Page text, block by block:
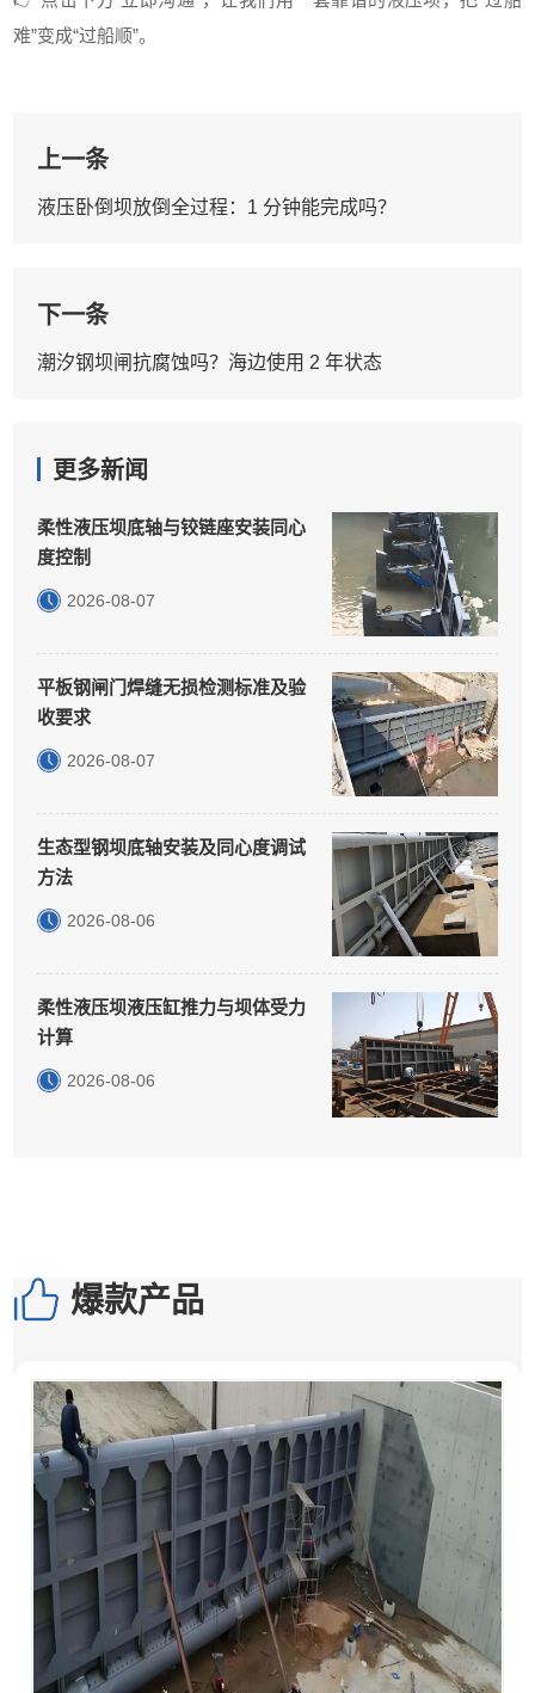
难”变成“过船顺”。
上一条
液压卧倒坝放倒全过程：1 分钟能完成吗？
下一条
潮汐钢坝闸抗腐蚀吗？海边使用 2 年状态
更多新闻
柔性液压坝底轴与铰链座安装同心
度控制
2026-08-07
平板钢闸门焊缝无损检测标准及验
收要求
2026-08-07
生态型钢坝底轴安装及同心度调试
方法
2026-08-06
柔性液压坝液压缸推力与坝体受力
计算
2026-08-06
爆款产品